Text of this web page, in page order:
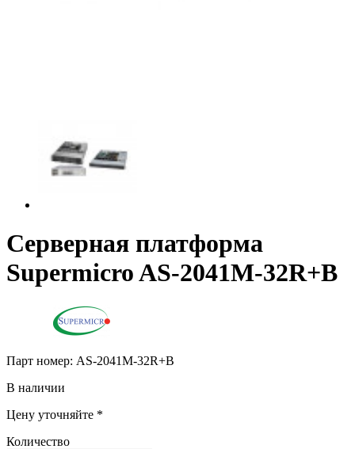
Серверная платформа
Supermicro AS-2041M-32R+B
Парт номер: AS-2041M-32R+B
В наличии
Цену уточняйте *
Количество